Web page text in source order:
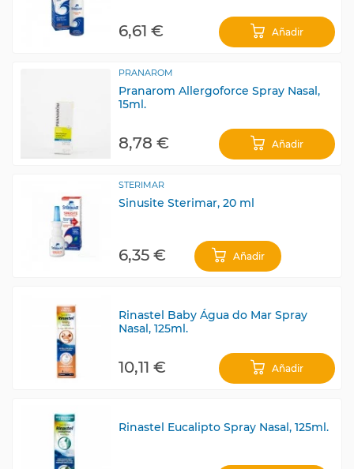
6,61 € Añadir
PRANAROM
Pranarom Allergoforce Spray Nasal,
15ml.
8,78 € Añadir
STERIMAR
Sinusite Sterimar, 20 ml
6,35 € Añadir
Rinastel Baby Água do Mar Spray
Nasal, 125ml.
10,11 € Añadir
Rinastel Eucalipto Spray Nasal, 125ml.